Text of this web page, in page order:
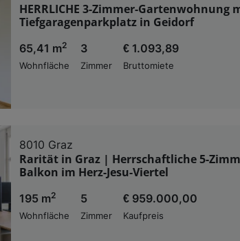
HERRLICHE 3-Zimmer-
Tiefgaragenparkplatz in Geidorf
65,41 m2
Wohnfläche
3
Zimmer
€ 1.093,89
Bruttomiete
8010 Graz
Rarität in Graz | Herrschaftliche 5-
Balkon im Herz-Jesu-Viertel
195 m2
Wohnfläche
5
Zimmer
€ 959.000,00
Kaufpreis